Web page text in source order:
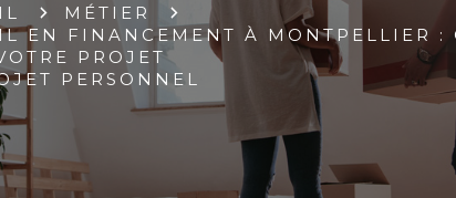
MÉTIER
EN FINANCEMENT À MONTPELLIER
PROJET
PERSONNEL